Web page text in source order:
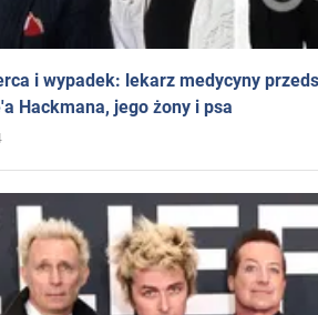
i wypadek: lekarz medycyny
Hackmana, jego żony i psa